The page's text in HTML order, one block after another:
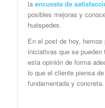
la encuesta de
posibles mejoras y
huéspedes.
En el post de hoy,
iniciativas que se pueden
esta opinión de forma
lo que el cliente piensa
fundamentada y